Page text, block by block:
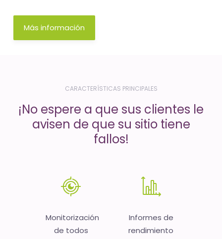
oroMás información
CARACTERÍSTICAS PRINCIPALES
¡No espere a que sus clientes le
avisen de que su sitio tiene
fallos!
Monitorización
de todos
Informes de
rendimiento